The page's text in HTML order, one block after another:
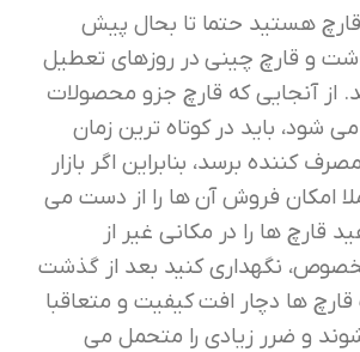
قارچ هستید حتما تا بحال پیش
و قارچ چینی در روزهای تعطیل
از آنجایی که قارچ جزو محصولات
شود، باید در کوتاه ترین زمان
کننده برسد، بنابراین اگر بازار
امکان فروش آن ها را از دست می
قارچ ها را در مکانی غیر از
نگهداری کنید بعد از گذشت
ها دچار افت کیفیت و متعاقبا
و ضرر زیادی را متحمل می